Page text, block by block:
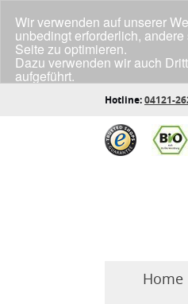
Hotline:04121-
Home
Wir verwenden auf unserer
unbedingt erforderlich,
Seite zu optimieren.
Dazu verwenden wir auch
aufgeführt.
Klicke unten auf